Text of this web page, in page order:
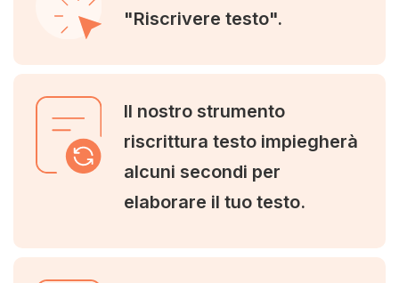
"Riscrivere testo".
Il nostro strumento
riscrittura testo impiegherà
alcuni secondi per
elaborare il tuo testo.